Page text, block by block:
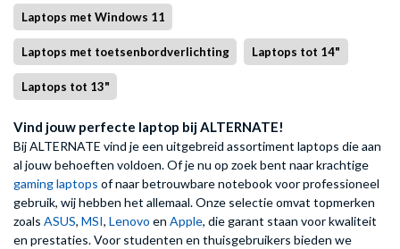
Laptops met Windows 11
Laptops met toetsenbordverlichting Laptops tot 14"
Laptops tot 13"
Vind jouw perfecte laptop bij ALTERNATE!
Bij ALTERNATE vind je een uitgebreid assortiment laptops die aan
al jouw behoeften voldoen. Of je nu op zoek bent naar krachtige
gaming laptops of naar betrouwbare notebook voor professioneel
gebruik, wij hebben het allemaal. Onze selectie omvat topmerken
zoals ASUS, MSI, Lenovo en Apple, die garant staan voor kwaliteit
en prestaties. Voor studenten en thuisgebruikers bieden we